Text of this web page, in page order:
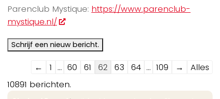
Parenclub Mystique: https://www.parenclub-
mystique.nl/
Navigatie
door
de
← 1 ... 60 61 62 63 64 ... 109 →
Alles
10891 berichten.